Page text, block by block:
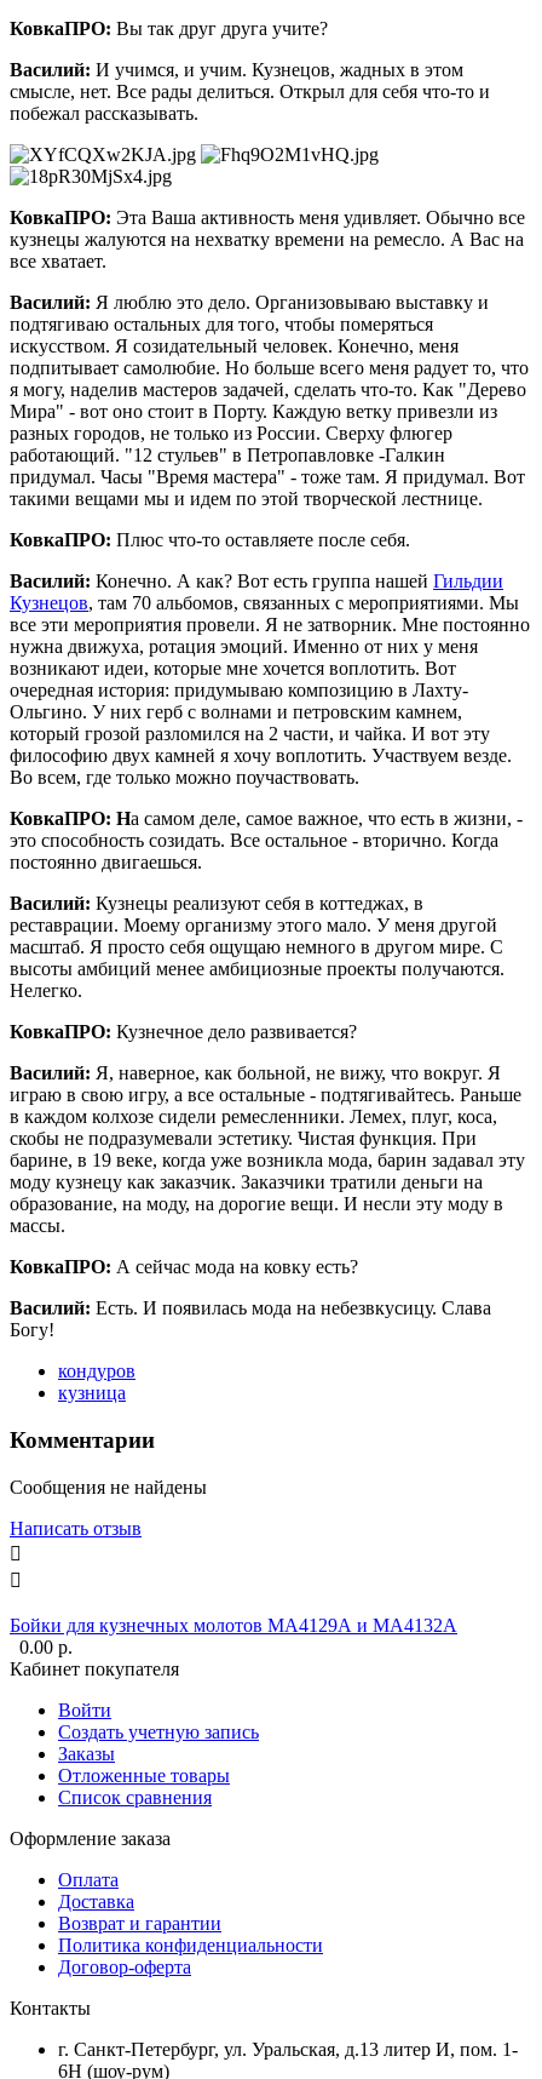
КовкаПРО: Вы так друг друга учите?
Василий: И учимся, и учим. Кузнецов, жадных в этом
смысле, нет. Все рады делиться. Открыл для себя что-то и
побежал рассказывать.
КовкаПРО: Эта Ваша активность меня удивляет. Обычно все
кузнецы жалуются на нехватку времени на ремесло. А Вас на
все хватает.
Василий: Я люблю это дело. Организовываю выставку и
подтягиваю остальных для того, чтобы померяться
искусством. Я созидательный человек. Конечно, меня
подпитывает самолюбие. Но больше всего меня радует то, что
я могу, наделив мастеров задачей, сделать что-то. Как "Дерево
Мира" - вот оно стоит в Порту. Каждую ветку привезли из
разных городов, не только из России. Сверху флюгер
работающий. "12 стульев" в Петропавловке -Галкин
придумал. Часы "Время мастера" - тоже там. Я придумал. Вот
такими вещами мы и идем по этой творческой лестнице.
КовкаПРО: Плюс что-то оставляете после себя.
Василий: Конечно. А как? Вот есть группа нашей Гильдии
Кузнецов, там 70 альбомов, связанных с мероприятиями. Мы
все эти мероприятия провели. Я не затворник. Мне постоянно
нужна движуха, ротация эмоций. Именно от них у меня
возникают идеи, которые мне хочется воплотить. Вот
очередная история: придумываю композицию в Лахту-
Ольгино. У них герб с волнами и петровским камнем,
который грозой разломился на 2 части, и чайка. И вот эту
философию двух камней я хочу воплотить. Участвуем везде.
Во всем, где только можно поучаствовать.
КовкаПРО: На самом деле, самое важное, что есть в жизни, -
это способность созидать. Все остальное - вторично. Когда
постоянно двигаешься.
Василий: Кузнецы реализуют себя в коттеджах, в
реставрации. Моему организму этого мало. У меня другой
масштаб. Я просто себя ощущаю немного в другом мире. С
высоты амбиций менее амбициозные проекты получаются.
Нелегко.
КовкаПРО: Кузнечное дело развивается?
Василий: Я, наверное, как больной, не вижу, что вокруг. Я
играю в свою игру, а все остальные - подтягивайтесь. Раньше
в каждом колхозе сидели ремесленники. Лемех, плуг, коса,
скобы не подразумевали эстетику. Чистая функция. При
барине, в 19 веке, когда уже возникла мода, барин задавал эту
моду кузнецу как заказчик. Заказчики тратили деньги на
образование, на моду, на дорогие вещи. И несли эту моду в
массы.
КовкаПРО: А сейчас мода на ковку есть?
Василий: Есть. И появилась мода на небезвкусицу. Слава
Богу!
кондуров
кузница
Комментарии
Сообщения не найдены
Написать отзыв


Бойки для кузнечных молотов МА4129А и МА4132А
0.00 р.
Кабинет покупателя
Войти
Создать учетную запись
Заказы
Отложенные товары
Список сравнения
Оформление заказа
Оплата
Доставка
Возврат и гарантии
Политика конфиденциальности
Договор-оферта
Контакты
г. Санкт-Петербург, ул. Уральская, д.13 литер И, пом. 1-
6Н (шоу-рум)